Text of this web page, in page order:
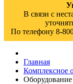
В связи с
По телефону 8-
Главная
Комплексное